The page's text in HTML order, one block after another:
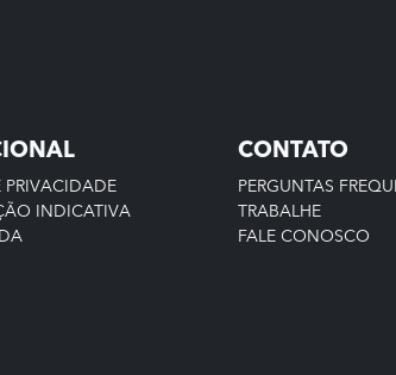
PRIVACIDADE
INDICATIVA
CONTATO
PERGUNTAS
TRABALHE
FALE CONOSCO